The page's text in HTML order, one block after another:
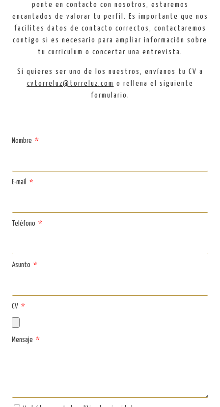
ponte en contacto con nosotros, estaremos
encantados de valorar tu perfil. Es importante que nos
facilites datos de contacto correctos, contactaremos
contigo si es necesario para ampliar información sobre
tu curriculum o concertar una entrevista.
Si quieres ser uno de los nuestros, envíanos tu CV a
cvtorreluz@torreluz.com o rellena el siguiente
formulario.
Nombre
E-mail
Teléfono
Asunto
CV
Mensaje